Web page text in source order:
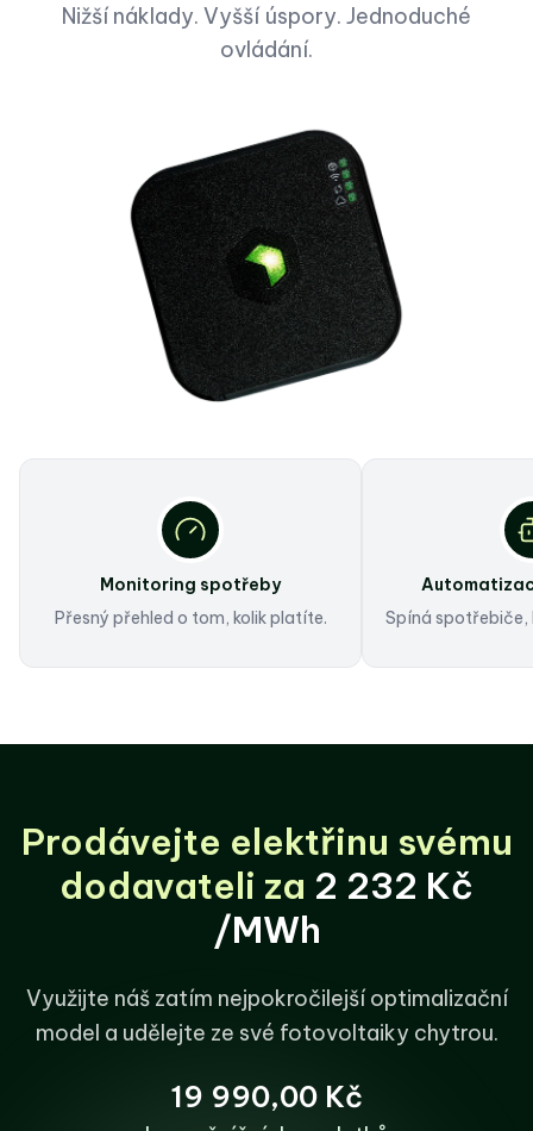
Nižší náklady. Vyšší úspory. Jednoduché
ovládání.
Monitoring spotřeby
Přesný přehled o tom, kolik platíte.
Spíná spotřebiče,
Prodávejte elektřinu svému
dodavateli za 2 232 Kč
/MWh
Využijte náš zatím nejpokročilejší optimalizační
model a udělejte ze své fotovoltaiky chytrou.
19 990,00 Kč